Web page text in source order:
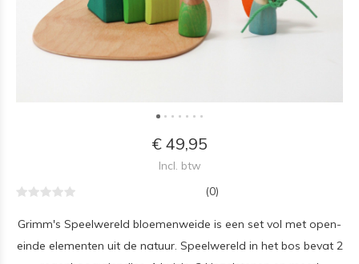
€ 49,95
Incl. btw
(0)
Grimm's Speelwereld bloemenweide is een set vol met open-
einde elementen uit de natuur. Speelwereld in het bos bevat 2